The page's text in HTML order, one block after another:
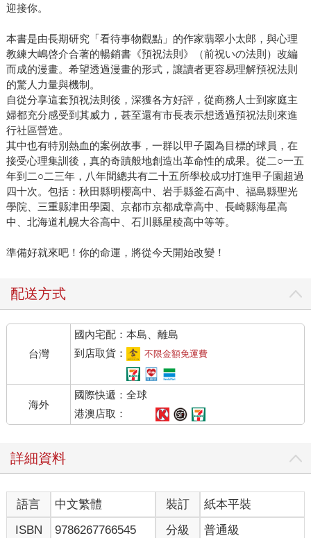
迎接你。
本書是由長期研究「看待事物觀點」的作家翡翠小太郎，與心理
教練大嶋啓介合著的暢銷書《預祝法則》（前祝いの法則）改編
而成的漫畫。希望透過漫畫的形式，讓讀者更容易理解預祝法則
的驚人力量與機制。
自從分享這套預祝法則後，深獲各方好評，從商務人士到家庭主
婦都充分感受到其威力，甚至還有市長表示想透過預祝法則來進
行社區營造。
其中也有特別熱血的案例故事，一群以甲子園為目標的球員，在
接受心理集訓後，真的奇蹟般地創造出革命性的成果。從二○一五
年到二○二三年，八年間總共有二十五所學校成功打進甲子園超過
四十次。包括：秋田縣明櫻高中、岩手縣釜石高中、福島縣聖光
學院、三重縣津田學園、京都市京都成章高中、長崎縣海星高
中、北海道札幌大谷高中、石川縣星稜高中等等。
準備好就來吧！你的命運，將從今天開始改變！
配送方式
台灣
國內宅配：本島、離島
到店取貨：
不限金額免運費
海外
國際快遞：全球
港澳店取：
詳細資料
語言 中文繁體 裝訂
紙本平裝
ISBN
9786267766545 分級 普通級